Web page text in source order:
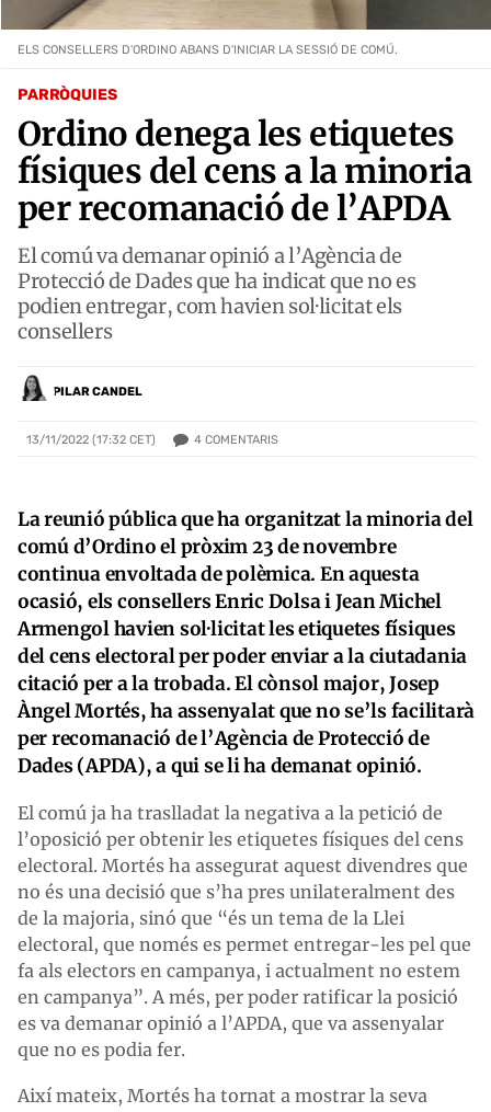
PARRÒQUIES
Ordino denega les etiquetes
físiques del cens a la minoria
per recomanació de l’APDA
El comú va demanar opinió a l’Agència de
Protecció de Dades que ha indicat que no es
podien entregar, com havien sol·licitat els
consellers
PILAR CANDEL
13/11/2022 (17:32 CET) 4 COMENTARIS
ELS CONSELLERS D'ORDINO ABANS D'INICIAR LA SESSIÓ DE COMÚ.
La reunió pública que ha organitzat la minoria del
comú d’Ordino el pròxim 23 de novembre
continua envoltada de polèmica. En aquesta
ocasió, els consellers Enric Dolsa i Jean Michel
Armengol havien sol·licitat les etiquetes físiques
del cens electoral per poder enviar a la ciutadania
citació per a la trobada. El cònsol major, Josep
Àngel Mortés, ha assenyalat que no se’ls facilitarà
per recomanació de l’Agència de Protecció de
Dades (APDA), a qui se li ha demanat opinió.
El comú ja ha traslladat la negativa a la petició de
l’oposició per obtenir les etiquetes físiques del cens
electoral. Mortés ha assegurat aquest divendres que
no és una decisió que s’ha pres unilateralment des
de la majoria, sinó que “és un tema de la Llei
electoral, que només es permet entregar-les pel que
fa als electors en campanya, i actualment no estem
en campanya”. A més, per poder ratificar la posició
es va demanar opinió a l’APDA, que va assenyalar
que no es podia fer.
Així mateix, Mortés ha tornat a mostrar la seva